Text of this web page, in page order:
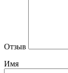
Отзыв
Имя